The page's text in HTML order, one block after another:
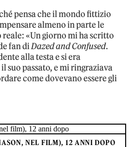
pensa che il mondo fittizio
almeno in parte le
«Un giorno mi ha scritto
fan diDazed and Confused.
alla testa e si era
suo passato, e mi ringraziava
come dovevano essere gli
NEL FILM), 12 ANNI DOPO